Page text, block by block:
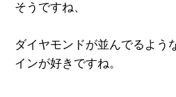
そうですね、
ダイヤモンドが並んでるよう
インが好きですね。